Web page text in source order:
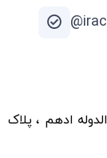
ادهم ، پلاک